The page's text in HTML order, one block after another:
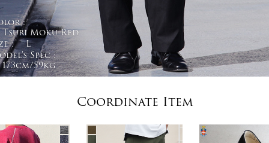
:
Tsuri Moku Red
:
L
Spec :
173cm/59kg
Coordinate Item